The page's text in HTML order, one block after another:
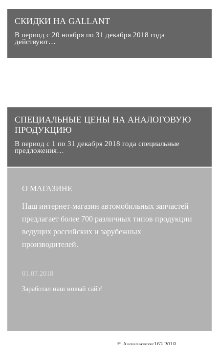
СКИДКИ НА GALLANT
В период с 20 ноября по 31 декабря 2018 года
действуют…
CПЕЦИАЛЬНЫЕ ЦЕНЫ НА АНАЛОГОВУЮ
ПРОДУКЦИЮ
В период с 1 по 31 декабря 2018 года специальные
предложения…
О МАГАЗИНЕ
Наш интернет-магазин автомобильных запчастей
предлагает более 700 различных типов продукции
ведущих российских и зарубежных
производителей.
01.07.2018
Заработал наш новый сайт!